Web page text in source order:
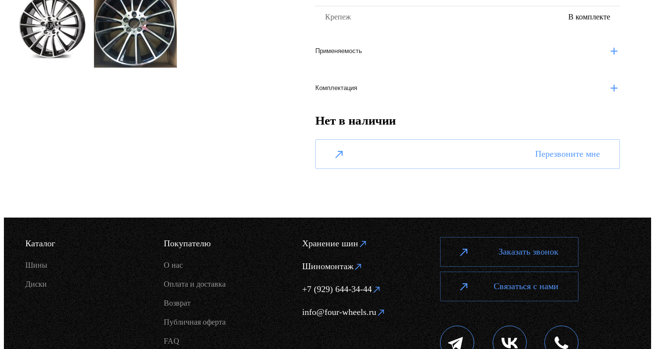
Крепеж В комплекте
Применяемость
Комплектация
Нет в наличии
Перезвоните мне
Каталог
Шины
Диски
Покупателю
О нас
Оплата и доставка
Возврат
Публичная оферта
FAQ
Хранение шин
Шиномонтаж
+7 (929) 644-34-44
info@four-wheels.ru
Заказать звонок
Связаться с нами